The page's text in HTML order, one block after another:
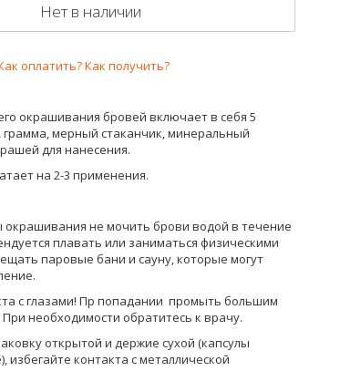
Нет в наличии
оплатить? Как получить?
окрашивания бровей включает в себя 5
грамма, мерный стаканчик, минеральный
для нанесения.
на 2-3 применения.
окрашивания не мочить брови водой в течение
плавать или заниматься физическими
паровые бани и сауну, которые могут
с глазами! Пр попадании промыть большим
необходимости обратитесь к врачу.
открытой и держие сухой (капсулы
избегайте контакта с металлической